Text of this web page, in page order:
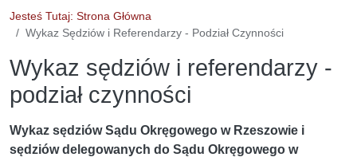
Jesteś Tutaj: Strona Główna
Wykaz Sędziów i Referendarzy - Podział Czynności
Wykaz sędziów i referendarzy -
podział czynności
Wykaz sędziów Sądu Okręgowego w Rzeszowie i
sędziów delegowanych do Sądu Okręgowego w